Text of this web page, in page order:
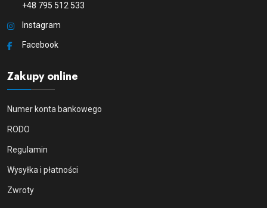
+48 795 512 533
Instagram
Facebook
Zakupy online
Numer konta bankowego
RODO
Regulamin
Wysyłka i płatności
Zwroty